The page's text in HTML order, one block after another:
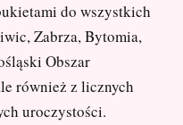
do wszystkich
Zabrza, Bytomia,
Obszar
również z licznych
uroczystości.